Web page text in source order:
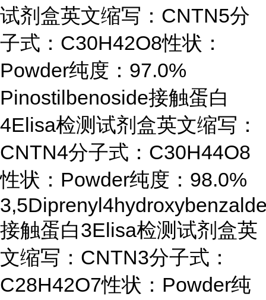
试剂盒英文缩写：CNTN5分
子式：C30H42O8性状：
Powder纯度：97.0%
Pinostilbenoside接触蛋白
4Elisa检测试剂盒英文缩写：
CNTN4分子式：C30H44O8
性状：Powder纯度：98.0%
接触蛋白3Elisa检测试剂盒英
文缩写：CNTN3分子式：
C28H42O7性状：Powder纯